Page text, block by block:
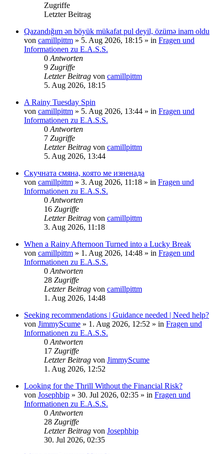
Zugriffe
Letzter Beitrag
Qazandığım ən böyük mükafat pul deyil, özümə inam oldu
von camillpittm » 5. Aug 2026, 18:15 » in Fragen und
Informationen zu E.A.S.S.
0Antworten
9 Zugriffe
Letzter Beitrag von camillpittm
5. Aug 2026, 18:15
A Rainy Tuesday Spin
von camillpittm » 5. Aug 2026, 13:44 » in Fragen und
Informationen zu E.A.S.S.
0Antworten
7 Zugriffe
Letzter Beitrag von camillpittm
5. Aug 2026, 13:44
Скучната смяна, която ме изненада
von camillpittm » 3. Aug 2026, 11:18 » in Fragen und
Informationen zu E.A.S.S.
0Antworten
16 Zugriffe
Letzter Beitrag von camillpittm
3. Aug 2026, 11:18
When a Rainy Afternoon Turned into a Lucky Break
von camillpittm » 1. Aug 2026, 14:48 » in Fragen und
Informationen zu E.A.S.S.
0Antworten
28 Zugriffe
Letzter Beitrag von camillpittm
1. Aug 2026, 14:48
Seeking recommendations | Guidance needed | Need help?
von JimmyScume » 1. Aug 2026, 12:52 » in Fragen und
Informationen zu E.A.S.S.
0Antworten
17 Zugriffe
Letzter Beitrag von JimmyScume
1. Aug 2026, 12:52
Looking for the Thrill Without the Financial Risk?
von Josephbip » 30. Jul 2026, 02:35 » in Fragen und
Informationen zu E.A.S.S.
0Antworten
28 Zugriffe
Letzter Beitrag von Josephbip
30. Jul 2026, 02:35